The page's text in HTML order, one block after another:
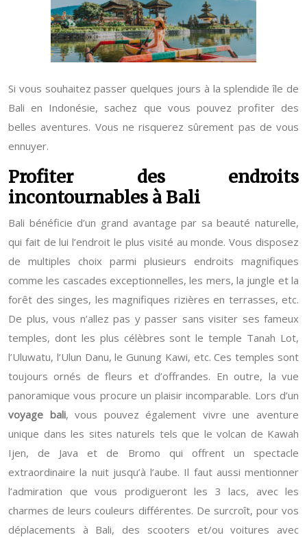
Si vous souhaitez passer quelques jours à la splendide île de
Bali en Indonésie, sachez que vous pouvez profiter des
belles aventures. Vous ne risquerez sûrement pas de vous
ennuyer.
Profiter des endroits
incontournables à Bali
Bali bénéficie d’un grand avantage par sa beauté naturelle,
qui fait de lui l’endroit le plus visité au monde. Vous disposez
de multiples choix parmi plusieurs endroits magnifiques
comme les cascades exceptionnelles, les mers, la jungle et la
forêt des singes, les magnifiques rizières en terrasses, etc.
De plus, vous n’allez pas y passer sans visiter ses fameux
temples, dont les plus célèbres sont le temple Tanah Lot,
l’Uluwatu, l’Ulun Danu, le Gunung Kawi, etc. Ces temples sont
toujours ornés de fleurs et d’offrandes. En outre, la vue
panoramique vous procure un plaisir incomparable. Lors d’un
voyage bali, vous pouvez également vivre une aventure
unique dans les sites naturels tels que le volcan de Kawah
Ijen, de Java et de Bromo qui offrent un spectacle
extraordinaire la nuit jusqu’à l’aube. Il faut aussi mentionner
l’admiration que vous prodigueront les 3 lacs, avec les
charmes de leurs couleurs différentes. De surcroît, pour vos
déplacements à Bali, des scooters et/ou voitures avec